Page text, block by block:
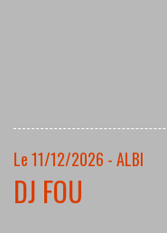
Le 11/12/2026 - ALBI
DJ FOU